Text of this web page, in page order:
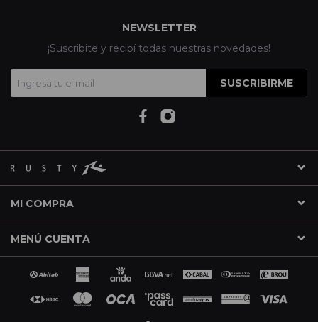
MI COMPRA
MENÚ CUENTA
NEWSLETTER
¡Suscribite y recibí todas nuestras novedades!
SUSCRIBIRME